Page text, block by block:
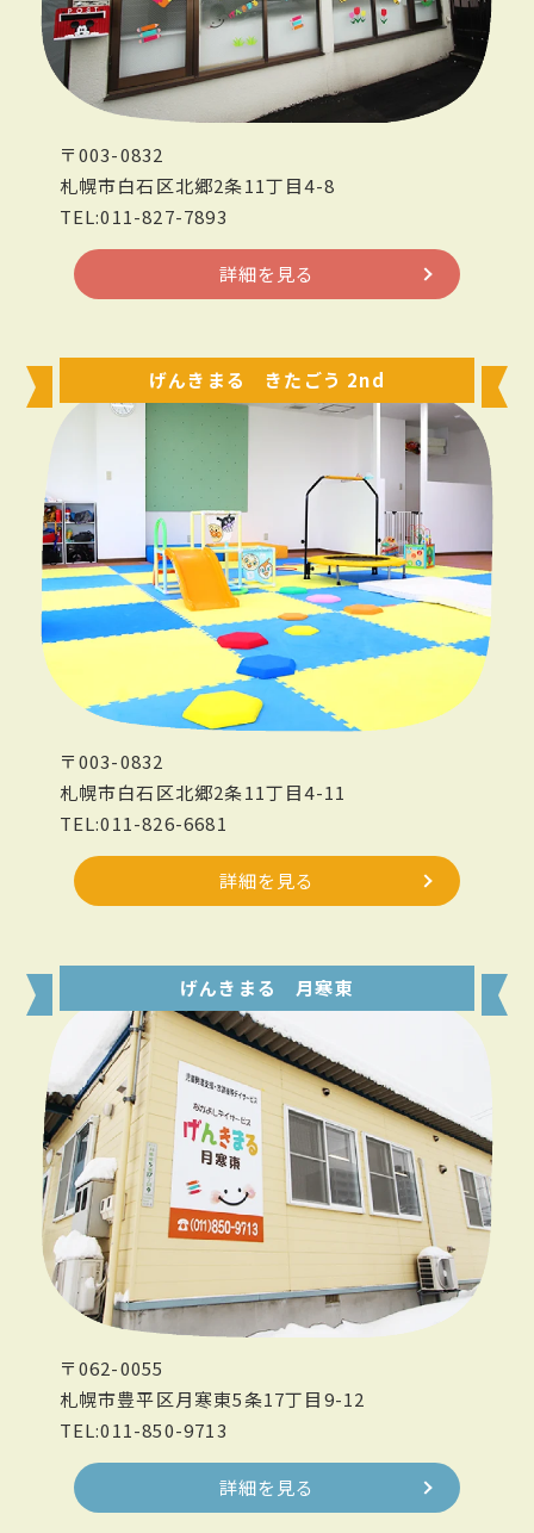
〒003-0832
札幌市白石区北郷2条11丁目4-8
TEL:011-827-7893
詳細を見る
げんきまる きたごう 2nd
〒003-0832
札幌市白石区北郷2条11丁目4-11
TEL:011-826-6681
詳細を見る
げんきまる 月寒東
〒062-0055
札幌市豊平区月寒東5条17丁目9-12
TEL:011-850-9713
詳細を見る